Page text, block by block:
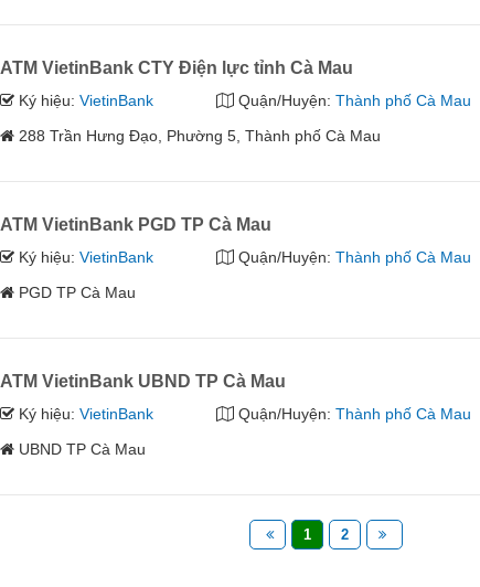
ATM VietinBank CTY Điện lực tỉnh Cà Mau
Ký hiệu:VietinBank Quận/Huyện: Thành phố Cà Mau
288 Trần Hưng Đạo, Phường 5, Thành phố Cà Mau
ATM VietinBank PGD TP Cà Mau
Ký hiệu:VietinBank Quận/Huyện: Thành phố Cà Mau
PGD TP Cà Mau
ATM VietinBank UBND TP Cà Mau
Ký hiệu:VietinBank Quận/Huyện: Thành phố Cà Mau
UBND TP Cà Mau
1 2